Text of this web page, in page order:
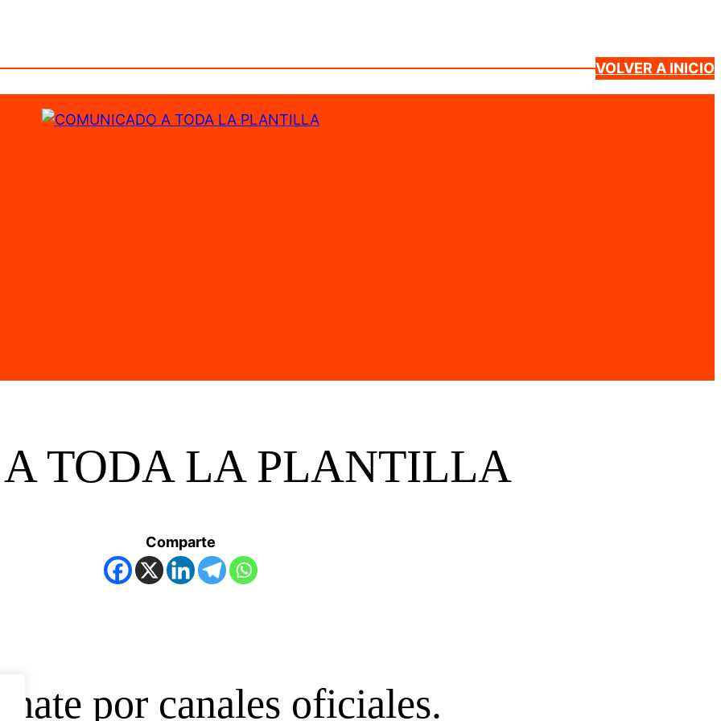
VOLVER A INICIO
TODA LA PLANTILLA
Comparte
por canales oficiales.